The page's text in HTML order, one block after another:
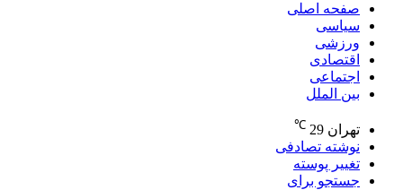
صفحه اصلی
سیاسی
ورزشی
اقتصادی
اجتماعی
بین الملل
تهران 29
℃
نوشته تصادفی
تغییر پوسته
جستجو برای